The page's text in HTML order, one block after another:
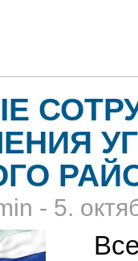
- 5.